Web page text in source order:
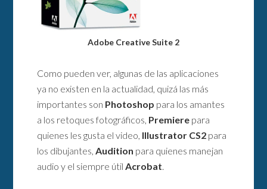
Adobe Creative Suite 2
Como pueden ver, algunas de las aplicaciones
ya no existen en la actualidad, quizá las más
importantes son Photoshop para los amantes
a los retoques fotográficos, Premiere para
quienes les gusta el video, Illustrator CS2 para
los dibujantes, Audition para quienes manejan
audio y el siempre útil Acrobat